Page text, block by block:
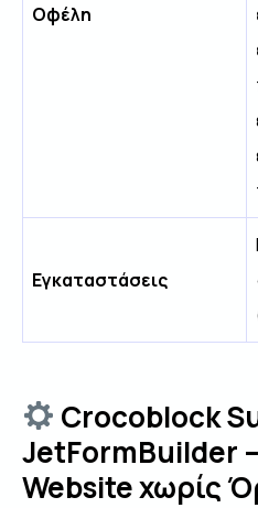
Οφέλη
Εγκαταστάσεις
Crocoblock
JetFormBuilder
Website χωρίς